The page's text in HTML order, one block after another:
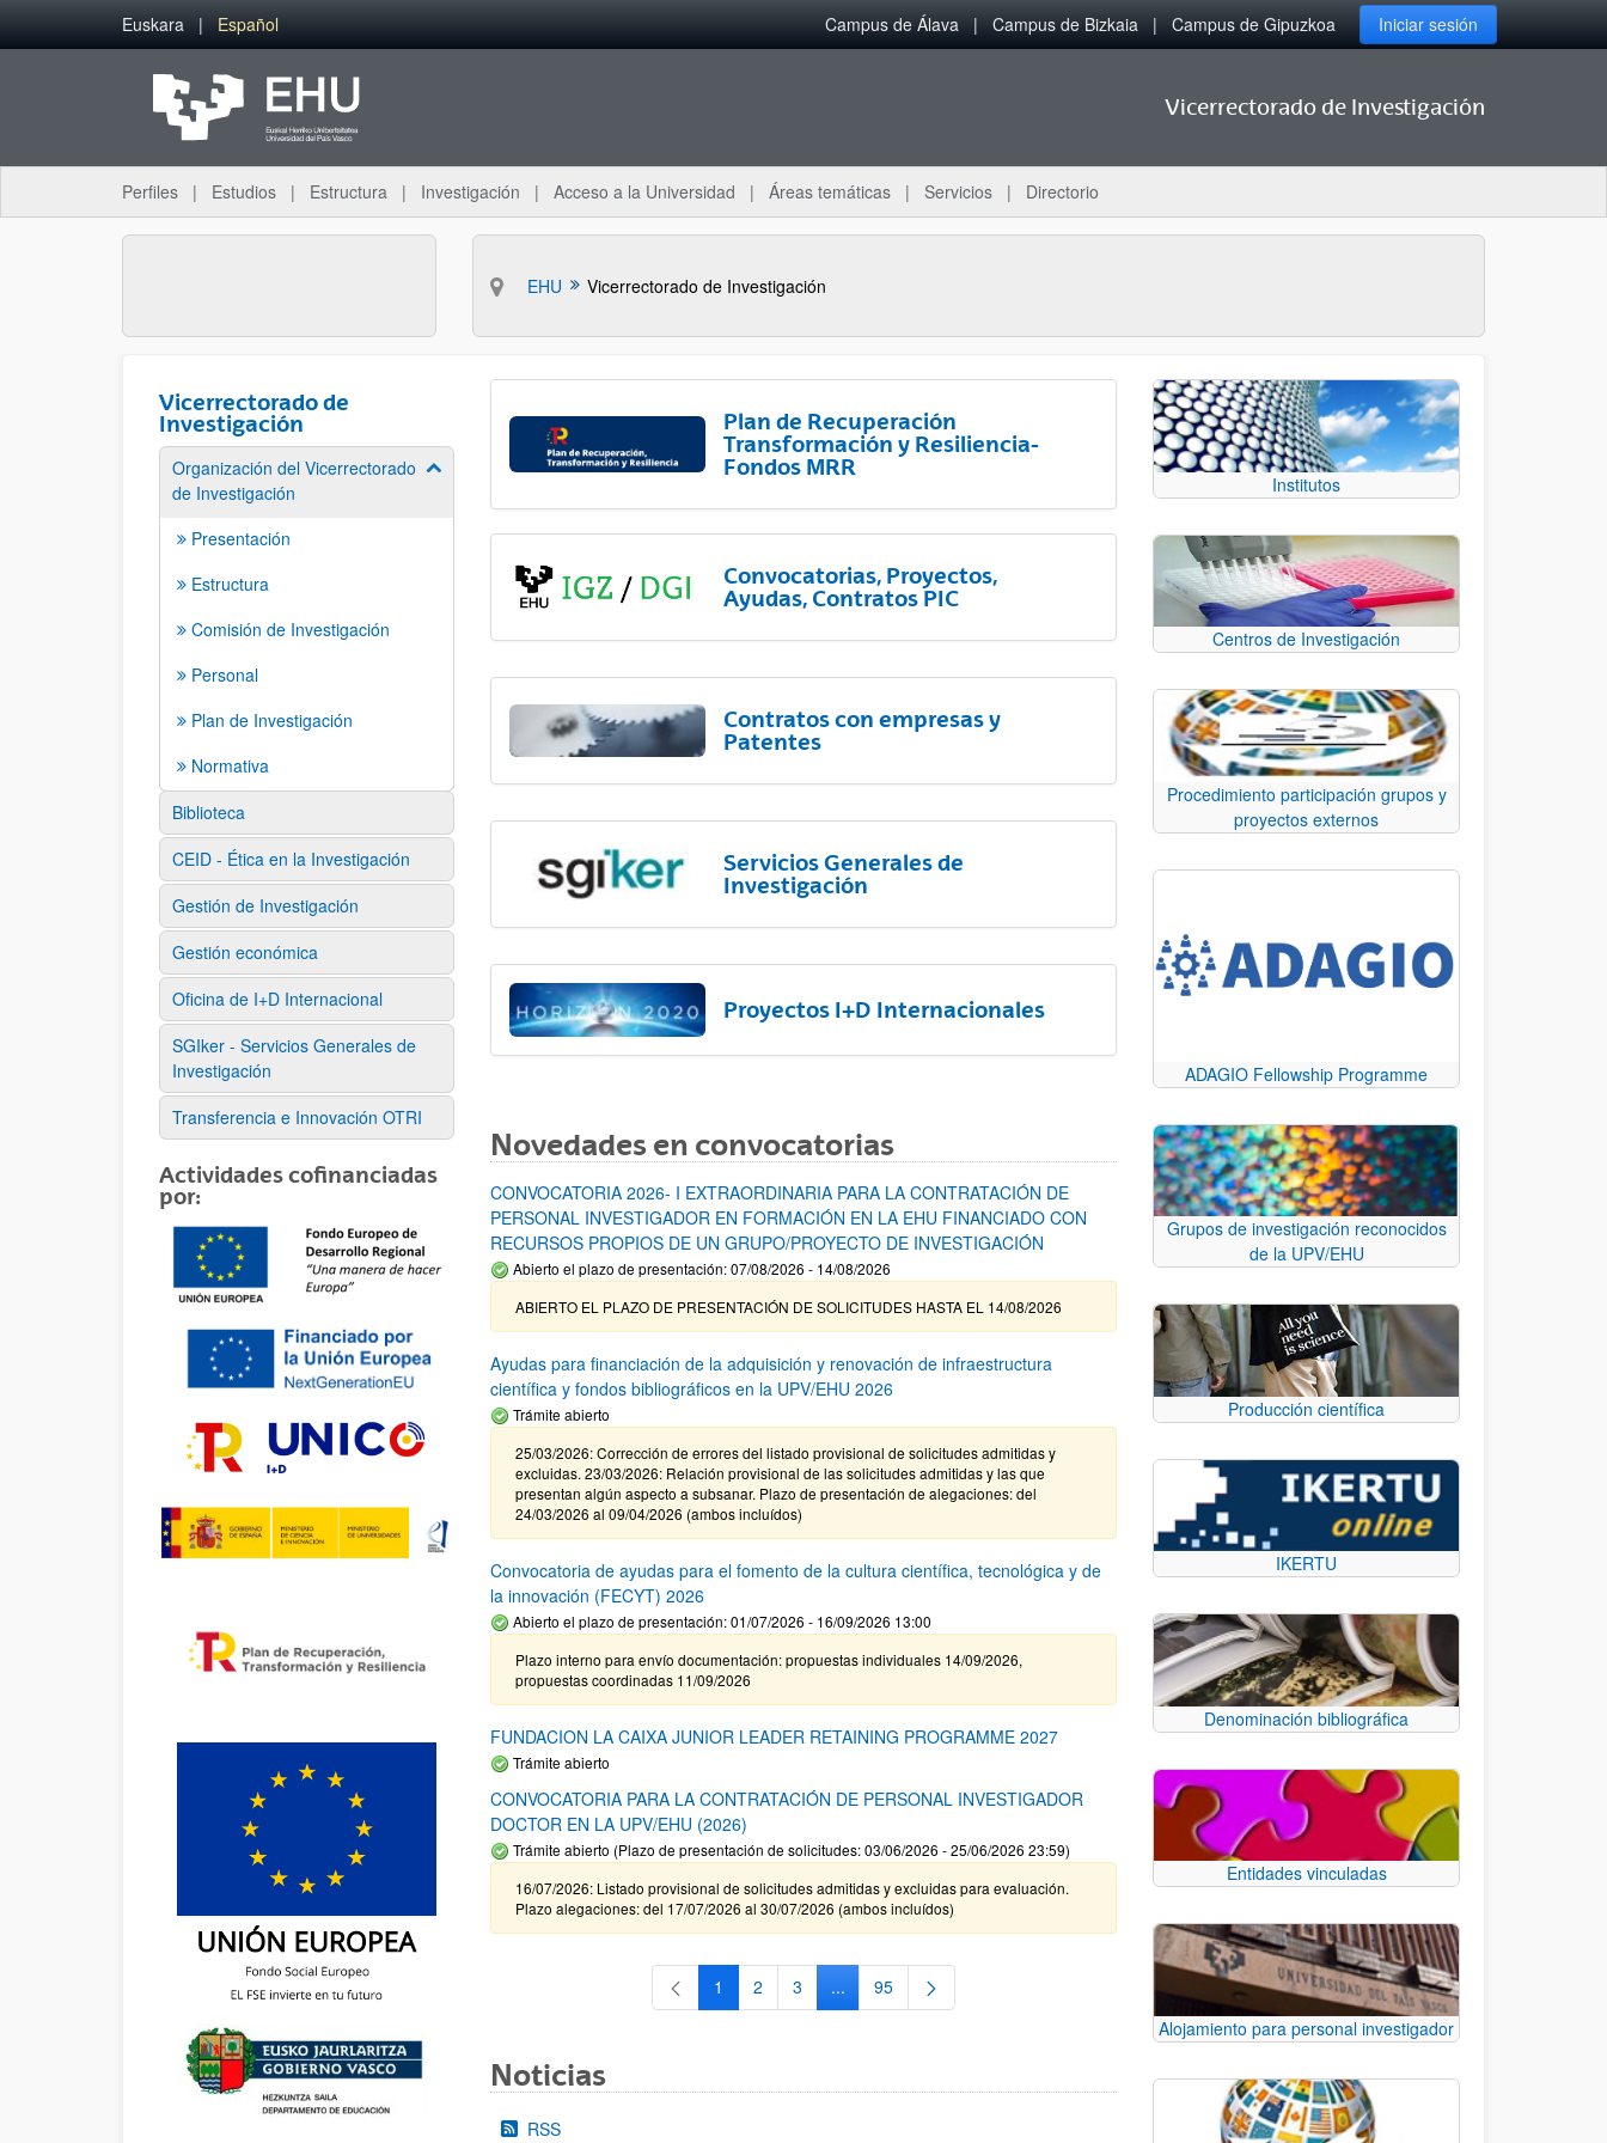
Saltar al contenido principal
Euskara Español Campus de Álava Campus de Bizkaia Campus de Gipuzkoa Iniciar sesión
Vicerrectorado de Investigación
Perfiles Estudios Estructura Investigación Acceso a la Universidad Áreas temáticas Servicios Directorio
EHU Vicerrectorado de Investigación
Vicerrectorado de
Investigación
Organización del Vicerrectorado
de Investigación
Mostrar/ocultar subpáginas
Presentación
Estructura
Comisión de Investigación
Personal
Plan de Investigación
Normativa
Biblioteca
CEID - Ética en la Investigación
Gestión de Investigación
Gestión económica
Oficina de I+D Internacional
SGIker - Servicios Generales de
Investigación
Transferencia e Innovación OTRI
Actividades cofinanciadas
por:
Plan de Recuperación
Transformación y Resiliencia-
Fondos MRR
Convocatorias, Proyectos,
Ayudas, Contratos PIC
Contratos con empresas y
Patentes
Servicios Generales de
Investigación
Proyectos I+D Internacionales
Novedades en convocatorias
CONVOCATORIA 2026- I EXTRAORDINARIA PARA LA CONTRATACIÓN DE
PERSONAL INVESTIGADOR EN FORMACIÓN EN LA EHU FINANCIADO CON
RECURSOS PROPIOS DE UN GRUPO/PROYECTO DE INVESTIGACIÓN
Abierto el plazo de presentación: 07/08/2026 - 14/08/2026
ABIERTO EL PLAZO DE PRESENTACIÓN DE SOLICITUDES HASTA EL 14/08/2026
Ayudas para financiación de la adquisición y renovación de infraestructura
científica y fondos bibliográficos en la UPV/EHU 2026
Trámite abierto
25/03/2026: Corrección de errores del listado provisional de solicitudes admitidas y
excluidas. 23/03/2026: Relación provisional de las solicitudes admitidas y las que
presentan algún aspecto a subsanar. Plazo de presentación de alegaciones: del
24/03/2026 al 09/04/2026 (ambos incluídos)
Convocatoria de ayudas para el fomento de la cultura científica, tecnológica y de
la innovación (FECYT) 2026
Abierto el plazo de presentación: 01/07/2026 - 16/09/2026 13:00
Plazo interno para envío documentación: propuestas individuales 14/09/2026,
propuestas coordinadas 11/09/2026
FUNDACION LA CAIXA JUNIOR LEADER RETAINING PROGRAMME 2027
Trámite abierto
CONVOCATORIA PARA LA CONTRATACIÓN DE PERSONAL INVESTIGADOR
DOCTOR EN LA UPV/EHU (2026)
Trámite abierto (Plazo de presentación de solicitudes: 03/06/2026 - 25/06/2026 23:59)
16/07/2026: Listado provisional de solicitudes admitidas y excluidas para evaluación.
Plazo alegaciones: del 17/07/2026 al 30/07/2026 (ambos incluídos)
Página
1 Página
2 Página
3 ...Páginas intermedias Use TAB para desplazarse.
Página
95
Noticias
RSS
Institutos
Centros de Investigación
Procedimiento participación grupos y
proyectos externos
ADAGIO Fellowship Programme
Grupos de investigación reconocidos
de la UPV/EHU
Producción científica
IKERTU
Denominación bibliográfica
Entidades vinculadas
Alojamiento para personal investigador